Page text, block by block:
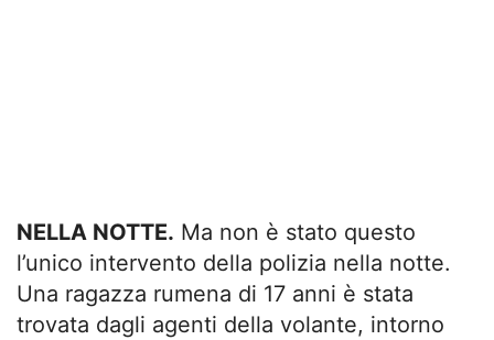
NELLA NOTTE. Ma non è stato questo
l’unico intervento della polizia nella notte.
Una ragazza rumena di 17 anni è stata
trovata dagli agenti della volante, intorno